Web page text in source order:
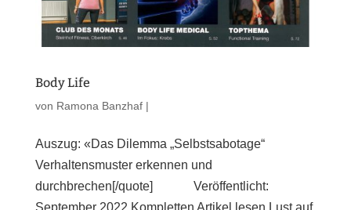
Body Life
von Ramona Banzhaf|
Auszug: «Das Dilemma „Selbstsabotage“
Verhaltensmuster erkennen und
durchbrechen[/quote] Veröffentlicht:
September 2022 Kompletten Artikel lesen Lust auf